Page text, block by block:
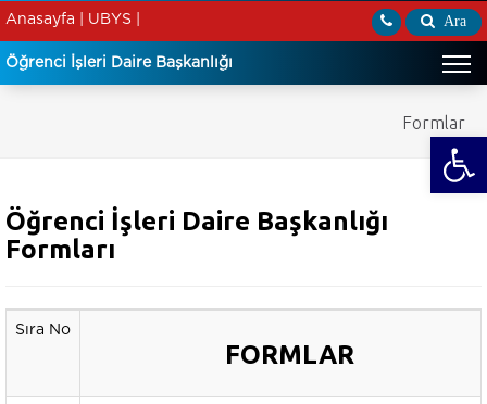
Ara
Anasayfa | UBYS |
Öğrenci İşleri Daire Başkanlığı
Formlar
Öğrenci İşleri Daire Başkanlığı
Formları
Sıra No
FORMLAR